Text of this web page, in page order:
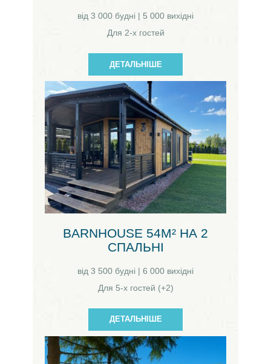
від 3 000 будні | 5 000 вихідні
Для 2-х гостей
ДЕТАЛЬНІШЕ
BARNHOUSE 54М² НА 2
СПАЛЬНІ
від 3 500 будні | 6 000 вихідні
Для 5-х гостей (+2)
ДЕТАЛЬНІШЕ